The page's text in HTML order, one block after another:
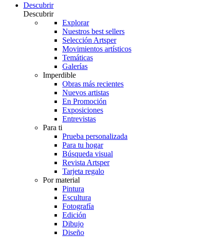
Descubrir
Descubrir
Explorar
Nuestros best sellers
Selección Artsper
Movimientos artísticos
Temáticas
Galerías
Imperdible
Obras más recientes
Nuevos artistas
En Promoción
Exposiciones
Entrevistas
Para ti
Prueba personalizada
Para tu hogar
Búsqueda visual
Revista Artsper
Tarjeta regalo
Por material
Pintura
Escultura
Fotografía
Edición
Dibujo
Diseño